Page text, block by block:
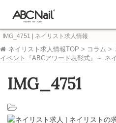
IMG_4751 | ネイリスト求人情報
ネイリスト求人情報TOP > コラム >
イベント『ABCアワード表彰式』～ ネ
IMG_4751